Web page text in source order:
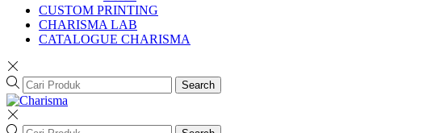
CUSTOM PRINTING
CHARISMA LAB
CATALOGUE CHARISMA
Search